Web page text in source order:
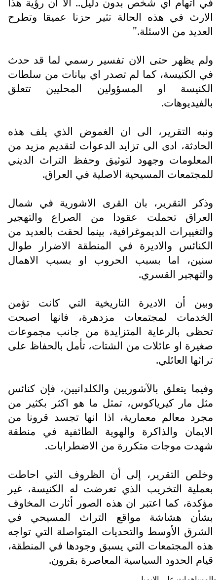
الارث في هذه الحالة تثير حزنا عميقا وتطرح
العديد من الاسئلة."
ولم يظهر حتى الان تفسير رسمي لما قد حدث
في الكنيسة، كما لم تصدر اي بيانات من سلطات
الكنيسة او المسؤولين المحليين تتعلق
بالفيديوهات.
ونبه التقرير، الى ان الغموض الذي يلف هذه
الحادثة، ادى الى تزايد الدعوات لتقديم مزيد من
المعلومات وجهود لتوثيق وحفظ التراث الديني
للمجتمعات المسيحية الاصلية في العراق.
وذكر التقرير، بان القرى الاشورية في شمال
العراق تحملت عقودا من الصراع والتهجير
والتغييرات الديموغرافية، بينما لحقت بالعديد من
الكنائس والاديرة في المنطقة الاضرار طوال
سنين، اما بسبب الحروب او بسبب الاهمال
والتهجير القسري.
وبين أن الاديرة التاريخية التي كانت تؤمن
الخدمات لمجتمعات مزدهرة، فانها اصبحت
تحظى بالرعاية المتزايدة من جانب مجموعات
صغيرة او عائلات من الشتات، تأمل بالحفاظ على
تراثها العائلي.
وفيما يتعلق بالآشوريين والكلدانيين، فإن كنائس
مثل مار كيرياكوس، تمثل ما هو اكثر بكثير من
مجرد معالم معمارية، اذا انها تجسد قرونا من
الايمان والذاكرة والهوية الطائفية في منطقة
شهدت موجات متكررة من الاضطرابات.
وخلص التقرير، إلى أن الظروف التي احاطت
بعملية التخريب الذي تعرضت له الكنيسة، غير
مؤكدة، كما اعتبر ان هذه الصور أثارت المخاوف
بشأن هشاشة مواقع التراث المسيحي في
الشرق الأوسط والتحديات المتواصلة التي تواجه
هذه المجتمعات التي يسبق وجودها في المنطقة،
قيام الحدود السياسية المعاصرة بقرون.